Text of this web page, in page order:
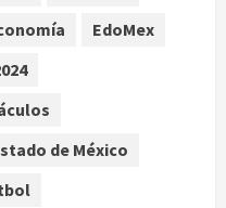
por consumo de
reanuda
EdoMex
de México